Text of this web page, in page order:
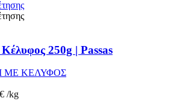
250g | Passas
ΜΕ ΚΕΛΥΦΟΣ
€ /kg